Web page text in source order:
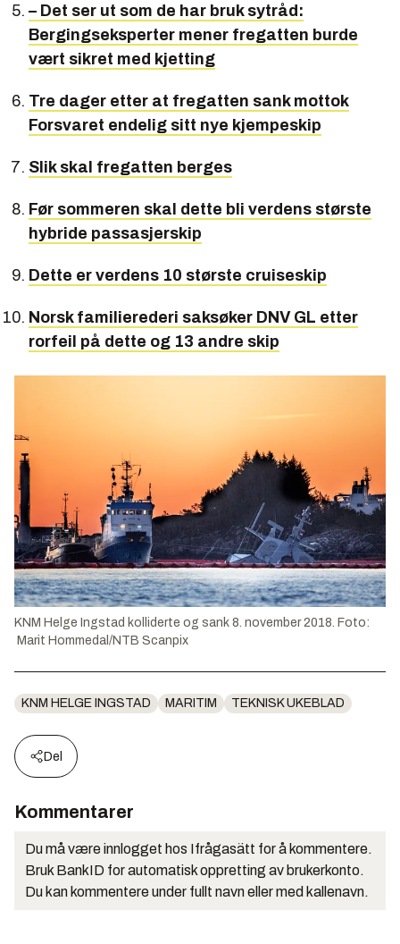
– Det ser ut som de har bruk sytråd:
Bergingseksperter mener fregatten burde
vært sikret med kjetting
Tre dager etter at fregatten sank mottok
Forsvaret endelig sitt nye kjempeskip
Slik skal fregatten berges
Før sommeren skal dette bli verdens største
hybride passasjerskip
Dette er verdens 10 største cruiseskip
Norsk familierederi saksøker DNV GL etter
rorfeil på dette og 13 andre skip
KNM Helge Ingstad kolliderte og sank 8. november 2018. Foto:
Marit Hommedal/NTB Scanpix
KNM HELGE INGSTAD MARITIM TEKNISK UKEBLAD
Del
Kommentarer
Du må være innlogget hos Ifrågasätt for å kommentere.
Bruk BankID for automatisk oppretting av brukerkonto.
Du kan kommentere under fullt navn eller med kallenavn.